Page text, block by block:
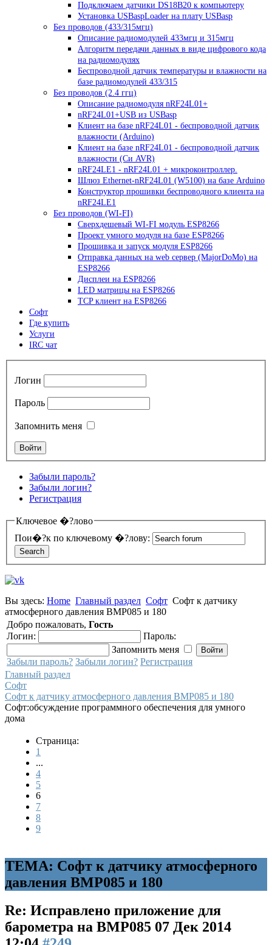
Подключаем датчики DS18B20 к компьютеру
Установка USBaspLoader на плату USBasp
Без проводов (433/315мгц)
Описание радиомодулей 433мгц и 315мгц
Алгоритм передачи данных в виде цифрового кода
на радиомодулях
Беспроводной датчик температуры и влажности на
базе радиомодулей 433/315
Без проводов (2.4 ггц)
Описание радиомодуля nRF24L01+
nRF24L01+USB из USBasp
Клиент на базе nRF24L01 - беспроводной датчик
влажности (Arduino)
Клиент на базе nRF24L01 - беспроводной датчик
влажности (Си AVR)
nRF24LE1 - nRF24L01 + микроконтроллер.
Шлюз Ethernet-nRF24L01 (W5100) на базе Arduino
Конструктор прошивки беспроводного клиента на
nRF24LE1
Без проводов (WI-FI)
Сверхдешевый WI-FI модуль ESP8266
Проект умного модуля на базе ESP8266
Прошивка и запуск модуля ESP8266
Отправка данных на web сервер (MajorDoMo) на
ESP8266
Дисплеи на ESP8266
LED матрицы на ESP8266
TCP клиент на ESP8266
Софт
Где купить
Услуги
IRC чат
Логин
Пароль
Запомнить меня
Забыли пароль?
Забыли логин?
Регистрация
Ключевое �?лово
Пои�?к по ключевому �?лову:
Вы здесь: Home Главный раздел Софт Софт к датчику
атмосферного давления BMP085 и 180
Добро пожаловать, Гость
Логин:
Пароль:
Запомнить меня
Забыли пароль? Забыли логин? Регистрация
Главный раздел
Софт
Софт к датчику атмосферного давления BMP085 и 180
Софт:обсуждение программного обеспечения для умного
дома
Страница:
1
...
4
5
6
7
8
9
ТЕМА: Софт к датчику атмосферного
давления BMP085 и 180
Re: Исправлено приложение для
барометра на BMP085 07 Дек 2014